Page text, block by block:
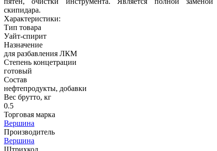
скипидара.
Характеристики:
Тип товара
Уайт-спирит
Назначение
для разбавления ЛКМ
Степень концетрации
готовый
Состав
нефтепродукты, добавки
Вес брутто, кг
0.5
Торговая марка
Вершина
Производитель
Вершина